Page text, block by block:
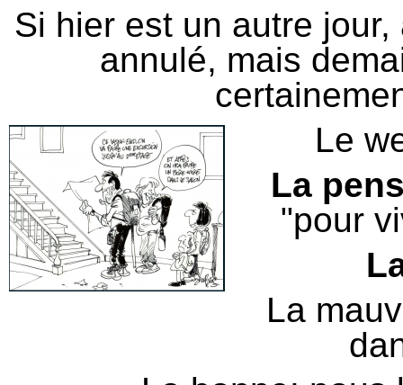
Si hier est un autre
annulé, mais
Le
La
"pour
La